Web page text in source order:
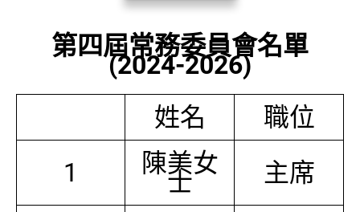
第四屆常務委員會名單
(2024-2026)
姓名
職位
1
陳美女
士 主席